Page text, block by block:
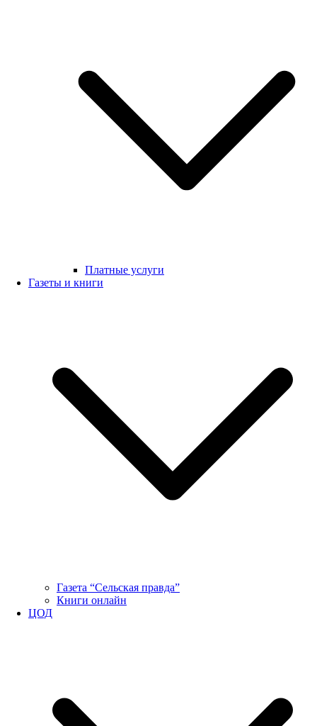
Платные услуги
Газеты и книги
Газета “Сельская правда”
Книги онлайн
ЦОД